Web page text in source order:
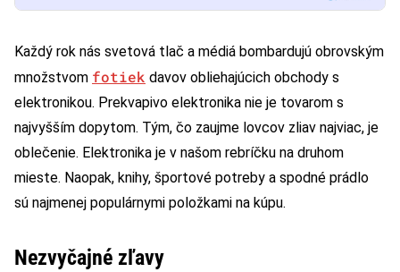
Každý rok nás svetová tlač a médiá bombardujú obrovským
množstvom fotiek davov obliehajúcich obchody s
elektronikou. Prekvapivo elektronika nie je tovarom s
najvyšším dopytom. Tým, čo zaujme lovcov zliav najviac, je
oblečenie. Elektronika je v našom rebríčku na druhom
mieste. Naopak, knihy, športové potreby a spodné prádlo
sú najmenej populárnymi položkami na kúpu.
Nezvyčajné zľavy